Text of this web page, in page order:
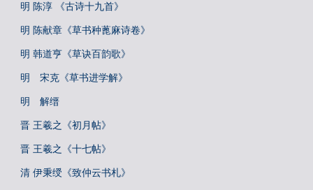
明 陈淳 《古诗十九首》
明 陈献章《草书种蓖麻诗卷》
明 韩道亨《草诀百韵歌》
明 宋克《草书进学解》
明 解缙
晋 王羲之《初月帖》
晋 王羲之《十七帖》
清 伊秉绶《致仲云书札》